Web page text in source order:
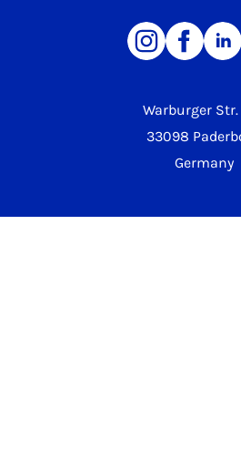
Warburger Str.
33098
Germany
Phone